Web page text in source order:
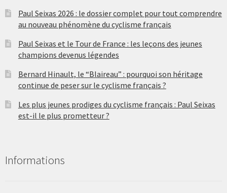
Paul Seixas 2026 : le dossier complet pour tout comprendre
au nouveau phénomène du cyclisme français
Paul Seixas et le Tour de France : les leçons des jeunes
champions devenus légendes
Bernard Hinault, le “Blaireau” : pourquoi son héritage
continue de peser sur le cyclisme français ?
Les plus jeunes prodiges du cyclisme français : Paul Seixas
est-il le plus prometteur ?
Informations